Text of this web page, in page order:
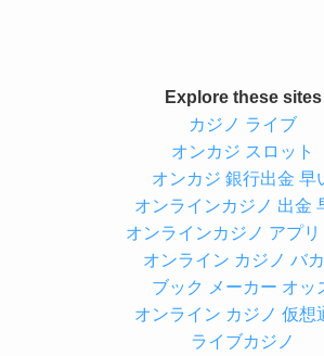
Explore these sites
カジノ ライブ
オンカジ スロット
オンカジ 銀行出金 早
オンラインカジノ 出金
オンラインカジノ アプ
オンライン カジノ バ
ブック メーカー オッ
オンライン カジノ 仮想
ライブカジノ